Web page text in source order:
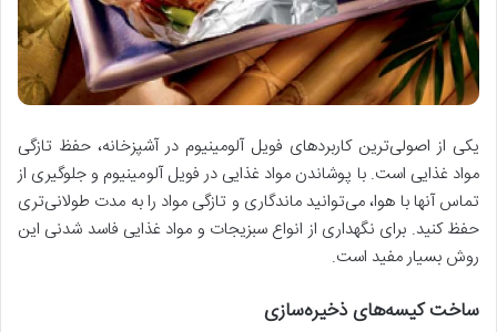
یکی از اصولی‌ترین کاربردهای فویل آلومینیوم در آشپزخانه، حفظ تازگی
مواد غذایی است. با پوشاندن مواد غذایی در فویل آلومینیوم و جلوگیری از
تماس آنها با هوا، می‌توانید ماندگاری و تازگی مواد را به مدت طولانی‌تری
حفظ کنید. برای نگهداری از انواع سبزیجات و مواد غذایی فاسد شدنی این
روش بسیار مفید است.
ساخت کیسه‌های ذخیره‌سازی